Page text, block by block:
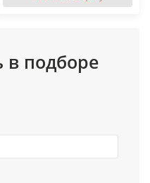
подборе